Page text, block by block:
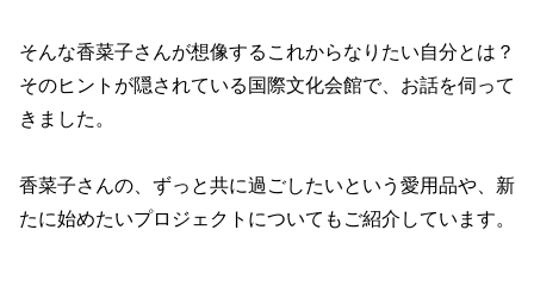
そんな香菜子さんが想像するこれからなりたい自分とは？
そのヒントが隠されている国際文化会館で、お話を伺って
きました。
香菜子さんの、ずっと共に過ごしたいという愛用品や、新
たに始めたいプロジェクトについてもご紹介しています。